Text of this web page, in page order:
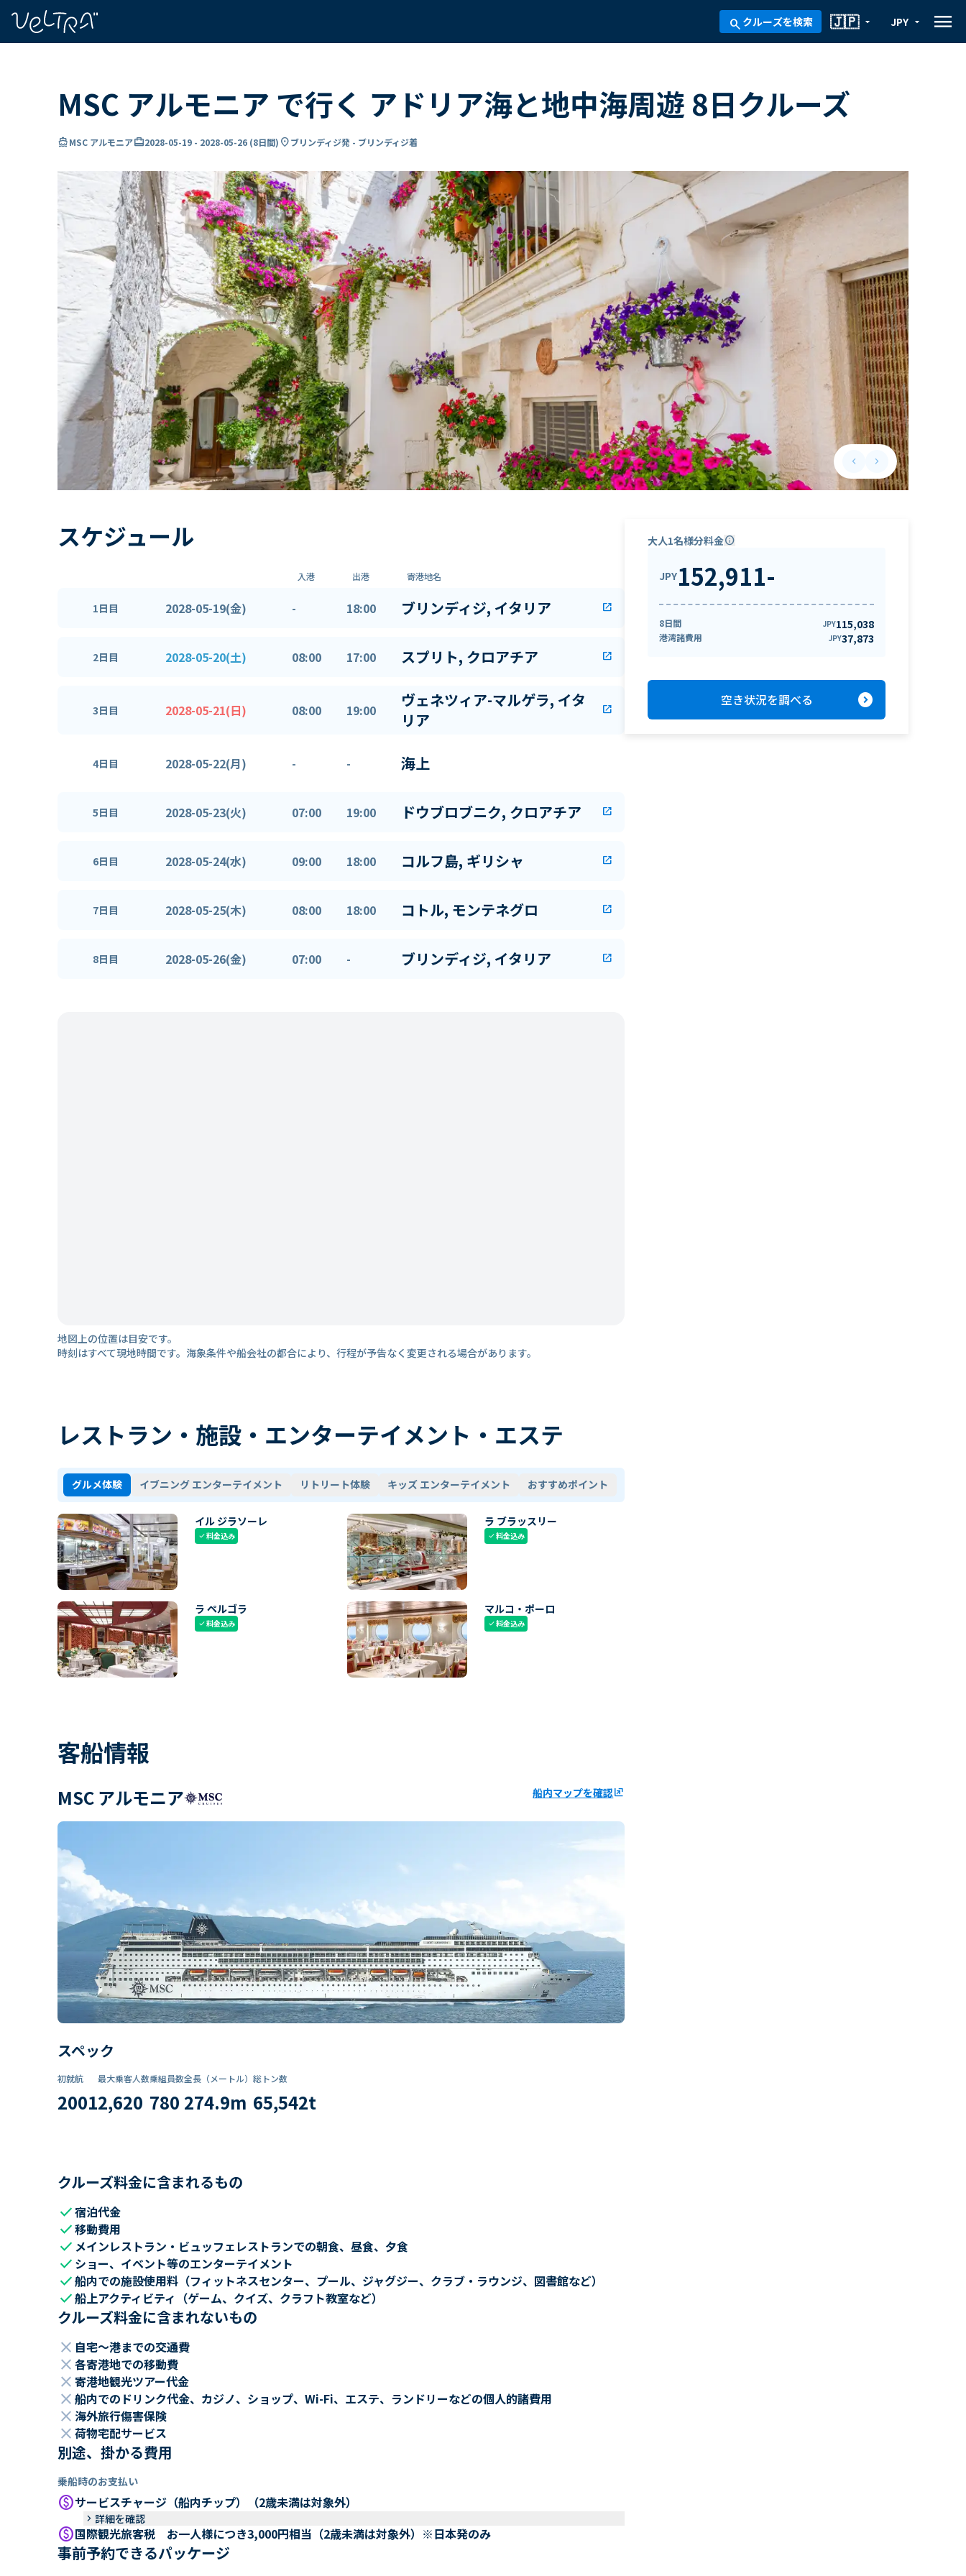
search クルーズを検索 arrow_drop_down
🇯🇵 arrow_drop_down
JPY menu
MSC アルモニア で行く アドリア海と地中海周遊 8日クルーズ
directions_boatMSC アルモニアcard_travel2028-05-19 - 2028-05-26 (8日間) location_onブリンディジ発 - ブリンディジ着
keyboard_arrow_leftPrevious slide
keyboard_arrow_rightNext slide
スケジュール
入港 出港 寄港地名
1日目 2028-05-19(金) - 18:00 ブリンディジ, イタリア open_in_new
2日目 2028-05-20(土) 08:00 17:00 スプリト, クロアチア open_in_new
3日目 2028-05-21(日) 08:00 19:00
ヴェネツィア-マルゲラ, イタ
リア
open_in_new
4日目 2028-05-22(月) - - 海上
5日目 2028-05-23(火) 07:00 19:00 ドウブロブニク, クロアチア open_in_new
6日目 2028-05-24(水) 09:00 18:00 コルフ島, ギリシャ open_in_new
7日目 2028-05-25(木) 08:00 18:00 コトル, モンテネグロ open_in_new
8日目 2028-05-26(金) 07:00 - ブリンディジ, イタリア open_in_new
地図上の位置は目安です。
時刻はすべて現地時間です。海象条件や船会社の都合により、行程が予告なく変更される場合があります。
レストラン・施設・エンターテイメント・エステ
グルメ体験 イブニング エンターテイメント リトリート体験 キッズ エンターテイメント おすすめポイント
イル ジラソーレ
check料金込み
ラ ブラッスリー
check料金込み
ラ ペルゴラ
check料金込み
マルコ・ポーロ
check料金込み
客船情報
MSC アルモニア 船内マップを確認ungroup
スペック
初就航
2001
最大乗客人数
2,620
乗組員数​
780
全長（メートル）
274.9m
総トン数​
65,542t
クルーズ料金に含まれるもの
check宿泊代金
check移動費用
check メインレストラン・ビュッフェレストランでの朝食、昼食、夕食
check ショー、イベント等のエンターテイメント
check船内での施設使用料（フィットネスセンター、プール、ジャグジー、クラブ・ラウンジ、図書館など）
check船上アクティビティ（ゲーム、クイズ、クラフト教室など）
クルーズ料金に含まれないもの
close 自宅～港までの交通費
close 各寄港地での移動費
close 寄港地観光ツアー代金
close 船内でのドリンク代金、カジノ、ショップ、Wi-Fi、エステ、ランドリーなどの個人的諸費用
close 海外旅行傷害保険
close 荷物宅配サービス
別途、掛かる費用
乗船時のお支払い
paidサービスチャージ（船内チップ）（2歳未満は対象外）
keyboard_arrow_right 詳細を確認
paid国際観光旅客税 お一人様につき3,000円相当（2歳未満は対象外）※日本発のみ
事前予約できるパッケージ
大人1名様分料金info
JPY152,911-
8日間 JPY115,038
港湾諸費用 JPY37,873
空き状況を調べる expand_circle_right